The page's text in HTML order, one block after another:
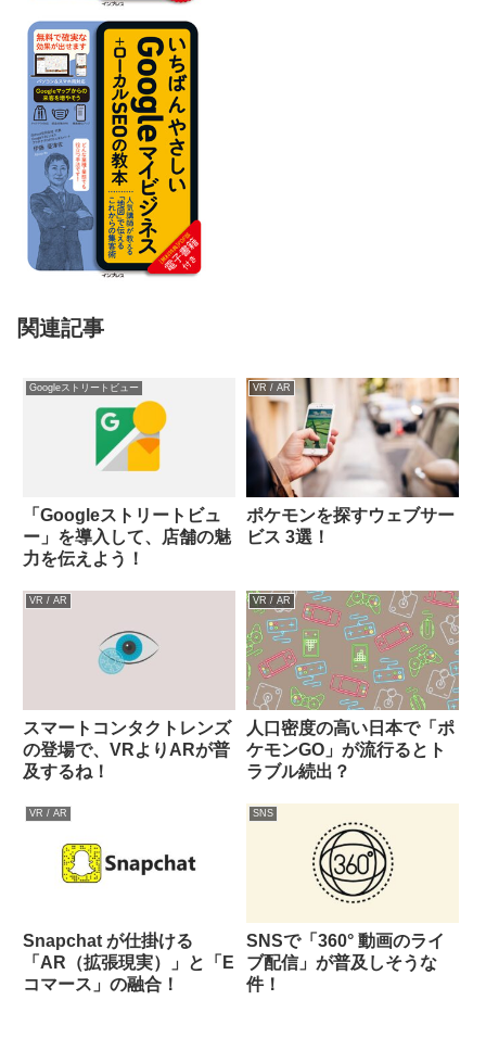
関連記事
Googleストリートビュー
「Googleストリートビュ
ー」を導入して、店舗の魅
力を伝えよう！
VR / AR
ポケモンを探すウェブサー
ビス 3選！
VR / AR
スマートコンタクトレンズ
の登場で、VRよりARが普
及するね！
VR / AR
人口密度の高い日本で「ポ
ケモンGO」が流行るとト
ラブル続出？
VR / AR
Snapchat が仕掛ける
「AR（拡張現実）」と「E
コマース」の融合！
SNS
SNSで「360° 動画のライ
ブ配信」が普及しそうな
件！